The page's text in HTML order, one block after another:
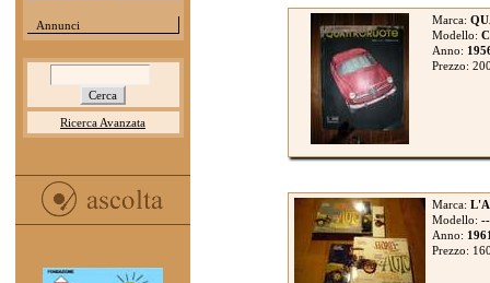
Annunci
Ricerca Avanzata
Marca:
Modello:
Anno:
Prezzo:
Marca:
Modello: --
Anno:
Prezzo: